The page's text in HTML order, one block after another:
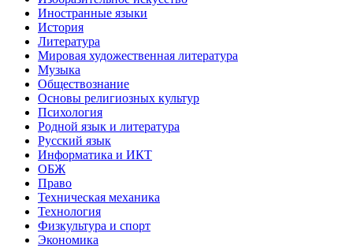
Иностранные языки
История
Литература
Мировая художественная литература
Музыка
Обществознание
Основы религиозных культур
Психология
Родной язык и литература
Русский язык
Информатика и ИКТ
ОБЖ
Право
Техническая механика
Технология
Физкультура и спорт
Экономика